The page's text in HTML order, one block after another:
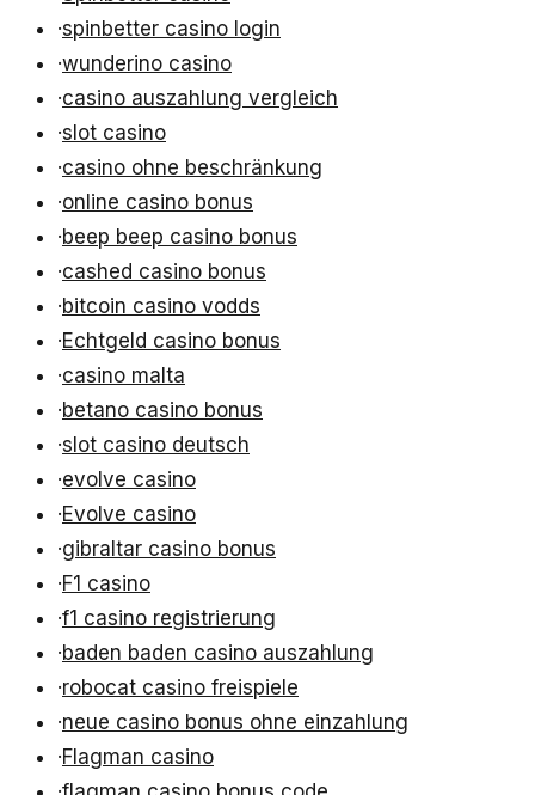
·spinbetter casino login
·wunderino casino
·casino auszahlung vergleich
·slot casino
·casino ohne beschränkung
·online casino bonus
·beep beep casino bonus
·cashed casino bonus
·bitcoin casino vodds
·Echtgeld casino bonus
·casino malta
·betano casino bonus
·slot casino deutsch
·evolve casino
·Evolve casino
·gibraltar casino bonus
·F1 casino
·f1 casino registrierung
·baden baden casino auszahlung
·robocat casino freispiele
·neue casino bonus ohne einzahlung
·Flagman casino